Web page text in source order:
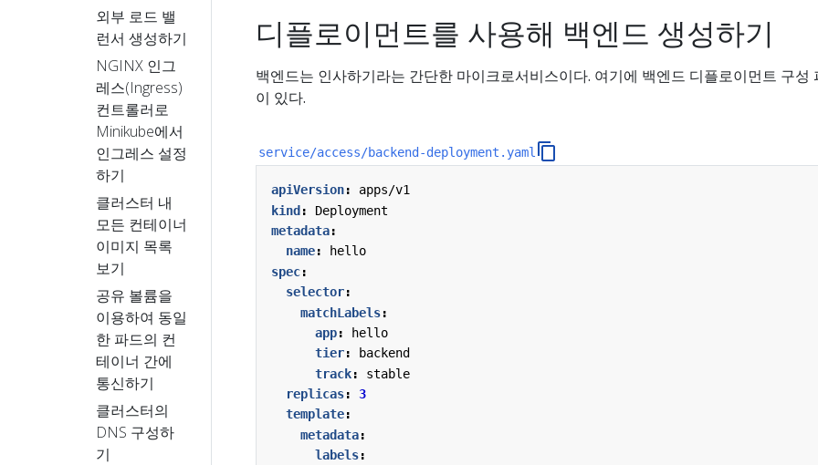
외부 로드 밸
런서 생성하기
NGINX 인그
레스(Ingress)
컨트롤러로
Minikube에서
인그레스 설정
하기
클러스터 내
모든 컨테이너
이미지 목록
보기
공유 볼륨을
이용하여 동일
한 파드의 컨
테이너 간에
통신하기
클러스터의
DNS 구성하
기
디플로이먼트를 사용해 백엔드 생성하기
백엔드는 인사하기라는 간단한 마이크로서비스이다. 여기에 백엔드 디플로이먼트 구성
이 있다.
service/access/backend-deployment.yaml
apiVersion:
apps/v1
kind:
Deployment
metadata:
name:
hello
spec:
selector:
matchLabels:
app:
hello
tier:
backend
track:
stable
replicas:
3
template:
metadata:
labels: